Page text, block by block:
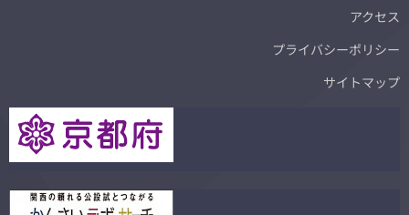
アクセス
プライバシーポリシー
サイトマップ